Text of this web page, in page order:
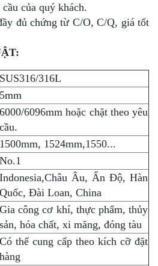
của quý khách.
đủ chứng từ C/O, C/Q, giá tốt
SUS316/316L
5mm
6000/6096mm hoặc chặt theo yêu
cầu.
1500mm, 1524mm,1550...
No.1
Indonesia,Châu Âu, Ấn Độ, Hàn
Quốc, Đài Loan, China
Gia công cơ khí, thực phẩm, thủy
sản, hóa chất, xi măng, đóng tàu
Có thể cung cấp theo kích cỡ đặt
hàng